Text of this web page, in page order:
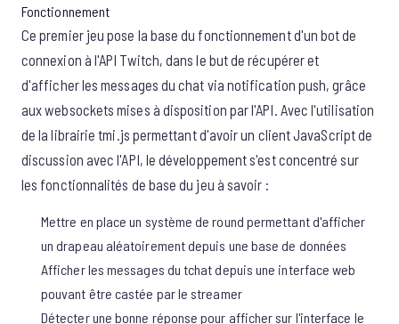
Fonctionnement
Ce premier jeu pose la base du fonctionnement d'un bot de
connexion à l'API Twitch, dans le but de récupérer et
d'afficher les messages du chat via notification push, grâce
aux websockets mises à disposition par l'API. Avec l'utilisation
de la librairietmi.js permettant d'avoir un client JavaScript de
discussion avec l'API, le développement s'est concentré sur
les fonctionnalités de base du jeu à savoir :
Mettre en place un système de round permettant d'afficher
un drapeau aléatoirement depuis une base de données
Afficher les messages du tchat depuis une interface web
pouvant être castée par le streamer
Détecter une bonne réponse pour afficher sur l'interface le